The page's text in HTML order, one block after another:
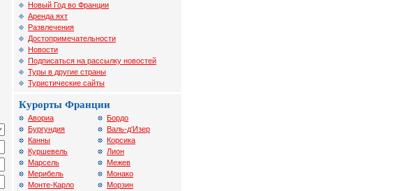
Новый Год во Франции
Аренда яхт
Развлечения
Достопримечательности
Новости
Подписаться на рассылку новостей
Туры в другие страны
Туристические сайты
Курорты Франции
Авориа
Бургундия
Канны
Куршевель
Марсель
Мерибель
Монте-Карло
Бордо
Валь-д'Изер
Корсика
Лион
Межев
Монако
Морзин